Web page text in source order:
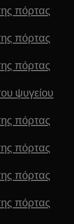
πόρτας
πόρτας
πόρτας
ψυγείου
πόρτας
πόρτας
πόρτας
πόρτας